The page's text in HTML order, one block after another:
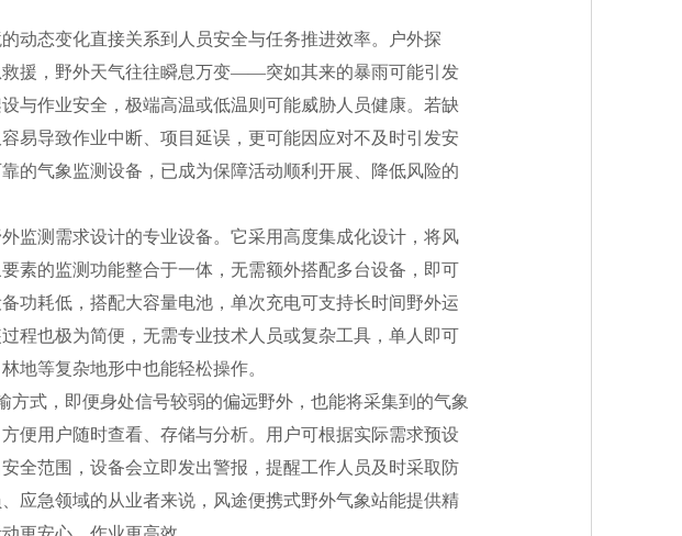
动态变化直接关系到人员安全与任务推进效率。户外探
援，野外天气往往瞬息万变——突如其来的暴雨可能引发
与作业安全，极端高温或低温则可能威胁人员健康。若缺
易导致作业中断、项目延误，更可能因应对不及时引发安
的气象监测设备，已成为保障活动顺利开展、降低风险的
监测需求设计的专业设备。它采用高度集成化设计，将风
素的监测功能整合于一体，无需额外搭配多台设备，即可
功耗低，搭配大容量电池，单次充电可支持长时间野外运
程也极为简便，无需专业技术人员或复杂工具，单人即可
地等复杂地形中也能轻松操作。
方式，即便身处信号较弱的偏远野外，也能将采集到的气象
便用户随时查看、存储与分析。用户可根据实际需求预设
全范围，设备会立即发出警报，提醒工作人员及时采取防
应急领域的从业者来说，风途便携式野外气象站能提供精